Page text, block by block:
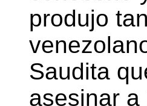
produjo
Saudita
asesinar